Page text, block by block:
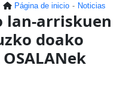
Página de inicio Noticias
lan-arriskuen
doako